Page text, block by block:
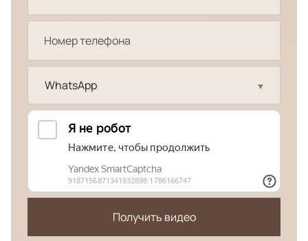
WhatsApp
Получить видео